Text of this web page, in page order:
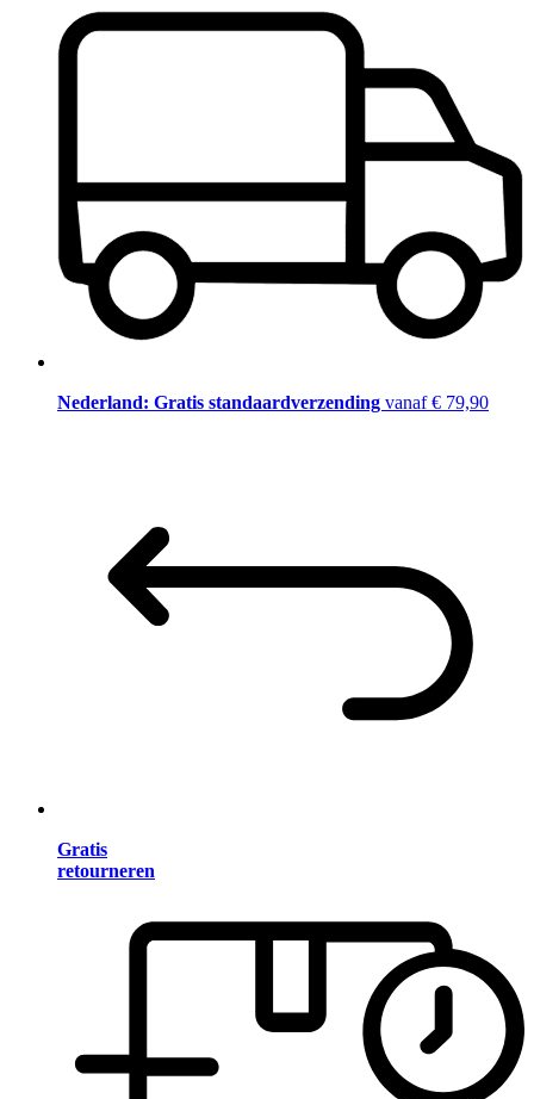
Nederland: Gratis standaardverzending vanaf € 79,90
Gratis
retourneren